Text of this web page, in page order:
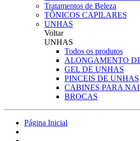
Tratamentos de Beleza
TÔNICOS CAPILARES
UNHAS
Voltar
UNHAS
Todos os produtos
ALONGAMENTO
GEL DE UNHAS
PINCEIS DE UNHAS
CABINES PARA
BROCAS
Página Inicial